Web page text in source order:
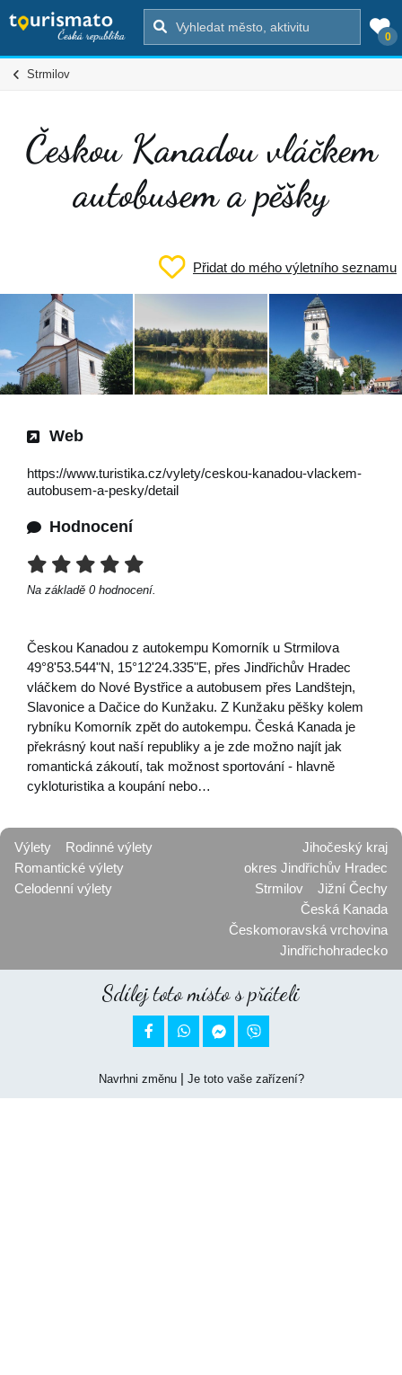
0
Strmilov
Českou Kanadou vláčkem
autobusem a pěšky
Přidat do mého výletního seznamu
Web
https://www.turistika.cz/vylety/ceskou-kanadou-vlackem-
autobusem-a-pesky/detail
Hodnocení
Na základě 0 hodnocení.
Českou Kanadou z autokempu Komorník u Strmilova
49°8'53.544"N, 15°12'24.335"E, přes Jindřichův Hradec
vláčkem do Nové Bystřice a autobusem přes Landštejn,
Slavonice a Dačice do Kunžaku. Z Kunžaku pěšky kolem
rybníku Komorník zpět do autokempu. Česká Kanada je
překrásný kout naší republiky a je zde možno najít jak
romantická zákoutí, tak možnost sportování - hlavně
cykloturistika a koupání nebo…
Výlety
Rodinné výlety
Romantické výlety
Celodenní výlety
Jihočeský kraj
okres Jindřichův Hradec
Strmilov
Jižní Čechy
Česká Kanada
Českomoravská vrchovina
Jindřichohradecko
Sdílej toto místo s přáteli
 
Navrhni změnu| Je toto vaše zařízení?